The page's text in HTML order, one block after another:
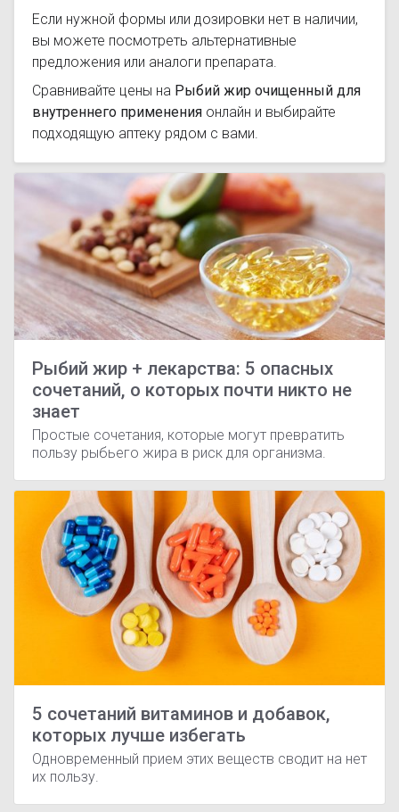
Если нужной формы или дозировки нет в наличии,
вы можете посмотреть альтернативные
предложения или аналоги препарата.
Сравнивайте цены на Рыбий жир очищенный для
внутреннего применения онлайн и выбирайте
подходящую аптеку рядом с вами.
Рыбий жир + лекарства: 5 опасных
сочетаний, о которых почти никто не
знает
Простые сочетания, которые могут превратить
пользу рыбьего жира в риск для организма.
5 сочетаний витаминов и добавок,
которых лучше избегать
Одновременный прием этих веществ сводит на нет
их пользу.